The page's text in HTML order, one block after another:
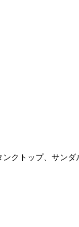
クトップ、サン